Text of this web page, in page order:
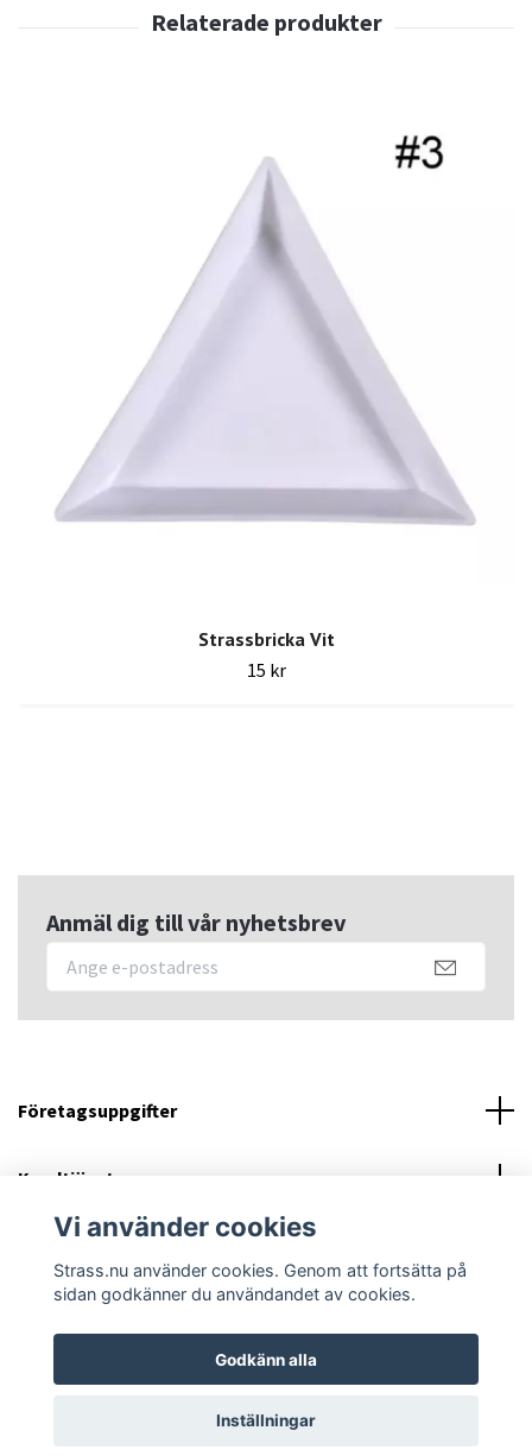
Strassbricka Vit
15 kr
Anmäl dig till vår nyhetsbrev
Företagsuppgifter
Kundtjänst
Sociala medier
© 2026 Strass.nuPowered by Quickbutik
Vi använder cookies
Strass.nu använder cookies. Genom att fortsätta på
sidan godkänner du användandet av cookies.
Godkänn alla
Inställningar